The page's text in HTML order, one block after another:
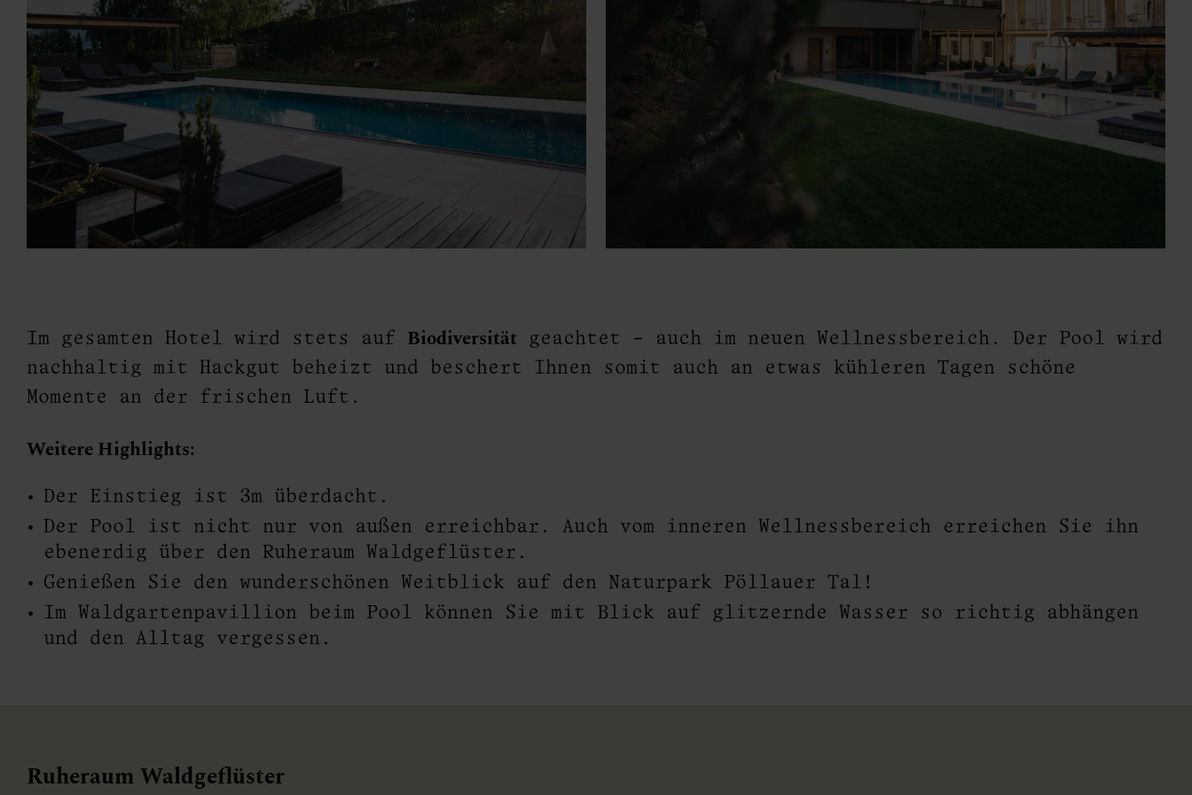
Im gesamten Hotel wird stets auf Biodiversität geachtet - auch im neuen Wellnessbereich. Der Pool wird
nachhaltig mit Hackgut beheizt und beschert Ihnen somit auch an etwas kühleren Tagen schöne
Momente an der frischen Luft.
Weitere Highlights:
Der Einstieg ist 3m überdacht.
Der Pool ist nicht nur von außen erreichbar. Auch vom inneren Wellnessbereich erreichen Sie ihn
ebenerdig über den Ruheraum Waldgeflüster.
Genießen Sie den wunderschönen Weitblick auf den Naturpark Pöllauer Tal!
Im Waldgartenpavillion beim Pool können Sie mit Blick auf glitzernde Wasser so richtig abhängen
und den Alltag vergessen.
Ruheraum Waldgeflüster